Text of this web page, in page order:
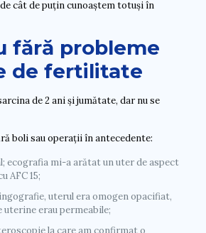
cât de puțin cunoaștem totuși în
fără probleme
de fertilitate
de 2 ani și jumătate, dar nu se
boli sau operații în antecedente:
ecografia mi-a arătat un uter de aspect
AFC 15;
uterul era omogen opacifiat,
uterine erau permeabile;
la care am confirmat o